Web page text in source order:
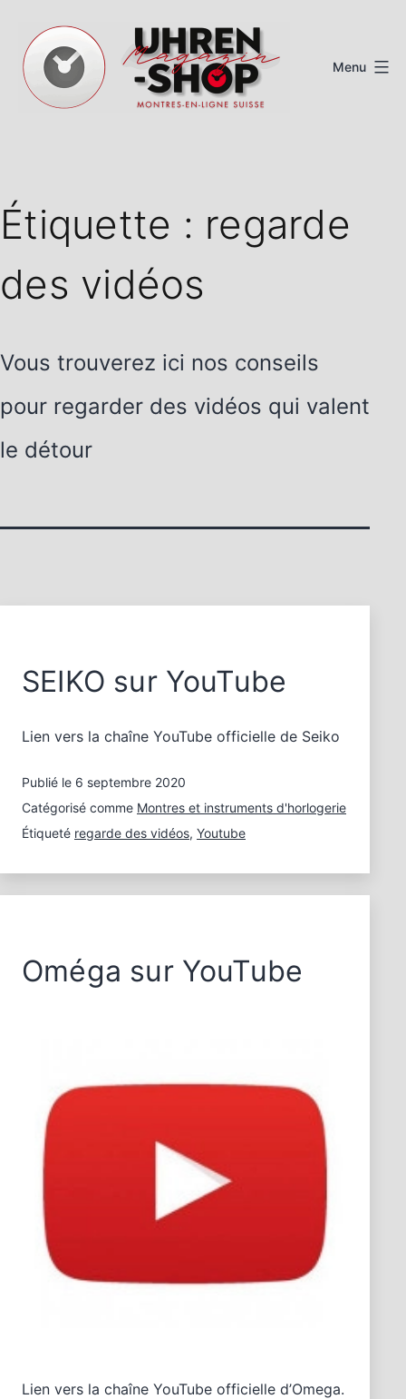
contenu
suisses
Menu
Étiquette : regarde
des vidéos
Vous trouverez ici nos conseils
pour regarder des vidéos qui valent
le détour
SEIKO sur YouTube
Lien vers la chaîne YouTube officielle de Seiko
Publié le 6 septembre 2020
Catégorisé comme Montres et instruments d'horlogerie
Étiqueté regarde des vidéos, Youtube
Oméga sur YouTube
Lien vers la chaîne YouTube officielle d’Omega.